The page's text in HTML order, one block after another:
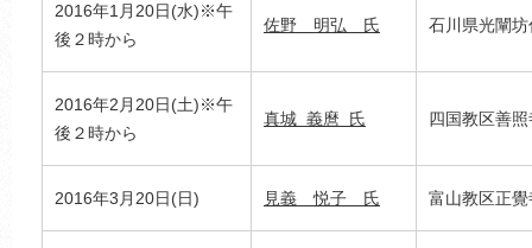
2016年1月20日(水)※午
後２時から
佐野 明弘 氏 石川県光闡坊
2016年2月20日(土)※午
後２時から
真城 義麿 氏 四国教区善
2016年3月20日(日) 見義 悦子 氏 富山教区正